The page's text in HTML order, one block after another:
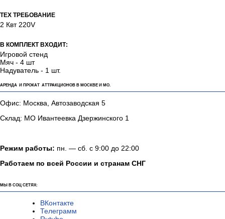
ТЕХ ТРЕБОВАНИЕ
2 Квт 220V
В КОМПЛЕКТ ВХОДИТ:
Игровой стенд
Мяч - 4 шт
Надуватель - 1 шт.
АРЕНДА И ПРОКАТ АТТРАКЦИОНОВ В МОСКВЕ И МО.
Офис: Москва, Автозаводская 5
Склад: МО Ивантеевка Дзержинского 1
Режим работы: пн. — сб. с 9:00 до 22:00
Работаем по всей России и странам СНГ
МЫ В СОЦ СЕТЯХ:
ВКонтакте
Телеграмм